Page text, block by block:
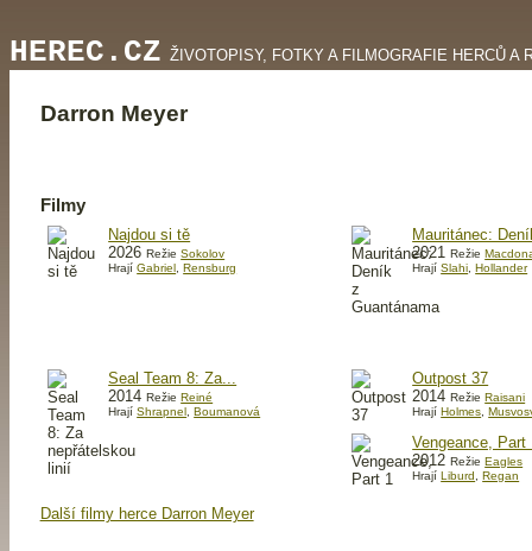
HEREC.CZ ŽIVOTOPISY, FOTKY A FILMOGRAFIE HERCŮ A
Darron Meyer
Filmy
Najdou si tě
2026RežieSokolov
HrajíGabriel ,Rensburg
Mauritánec:
2021Režie
HrajíSlahi ,Hollander
Seal Team 8: Za...
2014RežieReiné
HrajíShrapnel ,Boumanová
Outpost 37
2014RežieRaisani
HrajíHolmes ,
Vengeance, Part
2012RežieEagles
HrajíLiburd ,Regan
Další filmy herce Darron Meyer